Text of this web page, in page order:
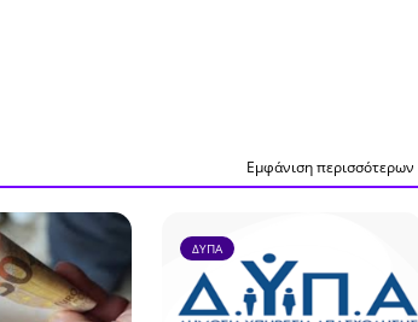
Εμφάνιση περισσότερων
ΔΥΠΑ